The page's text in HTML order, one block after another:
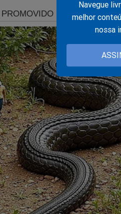
Navegue
melhor
nossa
Sobrou para Dias Toffoli...
Investigação contra Gilmar
sobre o STF